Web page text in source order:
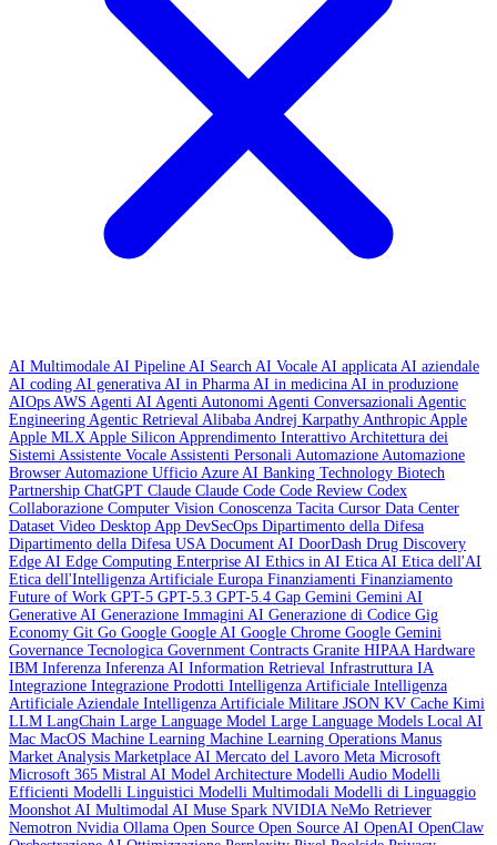
AI Multimodale AI Pipeline AI Search AI Vocale AI applicata AI aziendale
AI coding AI generativa AI in Pharma AI in medicina AI in produzione
AIOps AWS Agenti AI Agenti Autonomi Agenti Conversazionali Agentic
Engineering Agentic Retrieval Alibaba Andrej Karpathy Anthropic Apple
Apple MLX Apple Silicon Apprendimento Interattivo Architettura dei
Sistemi Assistente Vocale Assistenti Personali Automazione Automazione
Browser Automazione Ufficio Azure AI Banking Technology Biotech
Partnership ChatGPT Claude Claude Code Code Review Codex
Collaborazione Computer Vision Conoscenza Tacita Cursor Data Center
Dataset Video Desktop App DevSecOps Dipartimento della Difesa
Dipartimento della Difesa USA Document AI DoorDash Drug Discovery
Edge AI Edge Computing Enterprise AI Ethics in AI Etica AI Etica dell'AI
Etica dell'Intelligenza Artificiale Europa Finanziamenti Finanziamento
Future of Work GPT-5 GPT-5.3 GPT-5.4 Gap Gemini Gemini AI
Generative AI Generazione Immagini AI Generazione di Codice Gig
Economy Git Go Google Google AI Google Chrome Google Gemini
Governance Tecnologica Government Contracts Granite HIPAA Hardware
IBM Inferenza Inferenza AI Information Retrieval Infrastruttura IA
Integrazione Integrazione Prodotti Intelligenza Artificiale Intelligenza
Artificiale Aziendale Intelligenza Artificiale Militare JSON KV Cache Kimi
LLM LangChain Large Language Model Large Language Models Local AI
Mac MacOS Machine Learning Machine Learning Operations Manus
Market Analysis Marketplace AI Mercato del Lavoro Meta Microsoft
Microsoft 365 Mistral AI Model Architecture Modelli Audio Modelli
Efficienti Modelli Linguistici Modelli Multimodali Modelli di Linguaggio
Moonshot AI Multimodal AI Muse Spark NVIDIA NeMo Retriever
Nemotron Nvidia Ollama Open Source Open Source AI OpenAI OpenClaw